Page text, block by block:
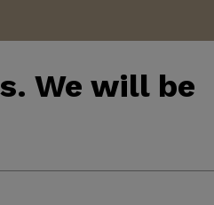
We will be